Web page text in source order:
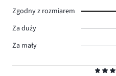
Zgodny z rozmiarem
Za duży
Za mały